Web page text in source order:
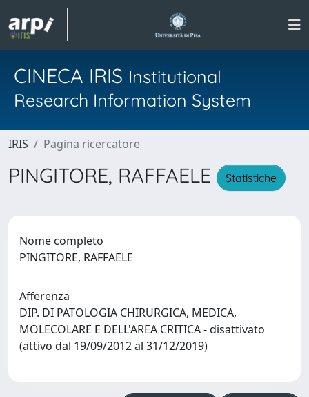
CINECA IRIS Institutional
Research Information System
IRIS Pagina ricercatore
PINGITORE, RAFFAELE Statistiche
Nome completo
PINGITORE, RAFFAELE
Afferenza
DIP. DI PATOLOGIA CHIRURGICA, MEDICA,
MOLECOLARE E DELL'AREA CRITICA - disattivato
(attivo dal 19/09/2012 al 31/12/2019)